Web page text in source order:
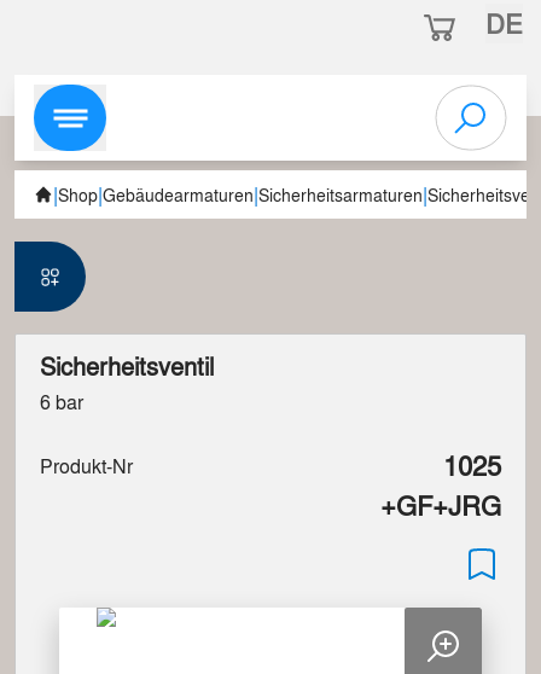
DE
|Shop|Gebäudearmaturen|Sicherheitsarmaturen|
Sicherheitsventil
6 bar
Produkt-Nr
1025
+GF+JRG